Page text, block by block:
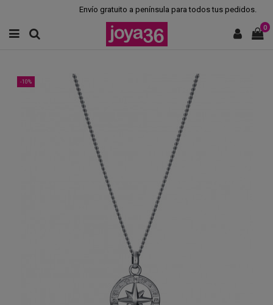
Envío gratuito a península para todos tus pedidos.
0
-10%